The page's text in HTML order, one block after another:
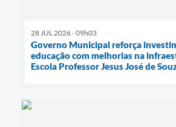
28 JUL 2026 - 09h03
Governo Municipal reforça
educação com melhorias na
Escola Professor Jesus José de